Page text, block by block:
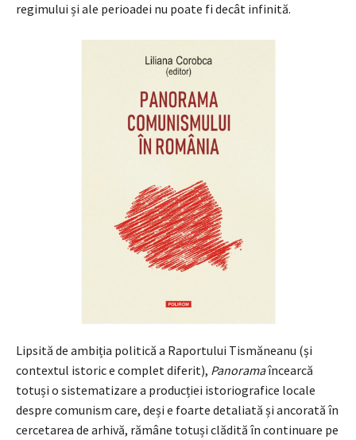
regimului și ale perioadei nu poate fi decât infinită.
Lipsită de ambiția politică a Raportului Tismăneanu (și
contextul istoric e complet diferit), Panoramaîncearcă
totuși o sistematizare a producției istoriografice locale
despre comunism care, deși e foarte detaliată și ancorată în
cercetarea de arhivă, rămâne totuși clădită în continuare pe